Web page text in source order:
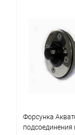
В избранное
К сравнению
Форсунка
подсоединения